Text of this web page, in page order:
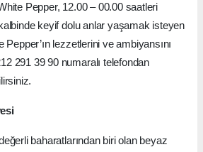
Pepper, 12.00 – 00.00 saatleri
keyif dolu anlar yaşamak isteyen
lezzetlerini ve ambiyansını
291 39 90 numaralı telefondan
baharatlarından biri olan beyaz